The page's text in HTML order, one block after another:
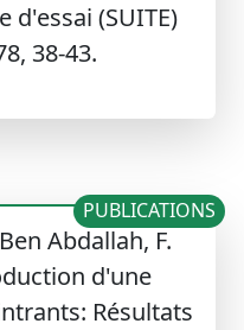
d'essai (SUITE)
38-43.
Abdallah, F.
d'une
Résultats
PUBLICATIONS